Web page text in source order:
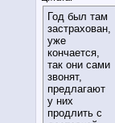
Год был там
застрахован,
уже
кончается,
так они сами
звонят,
предлагают
у них
продлить с